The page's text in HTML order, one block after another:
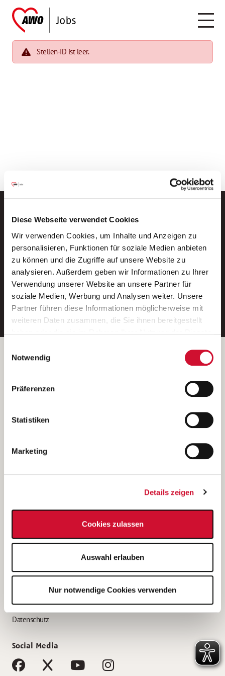
Diese Webseite verwendet Cookies
Wir verwenden Cookies, um Inhalte und Anzeigen zu
personalisieren, Funktionen für soziale Medien anbieten
zu können und die Zugriffe auf unsere Website zu
analysieren. Außerdem geben wir Informationen zu Ihrer
Verwendung unserer Website an unsere Partner für
soziale Medien, Werbung und Analysen weiter. Unsere
Partner führen diese Informationen möglicherweise mit
weiteren Daten zusammen, die Sie ihnen bereitgestellt
Wenn Sie auf „Cookies zulassen“ klicken, so stimmen
Sie der Speicherung sämtlicher Cookies zu. Sie können
Ihre Einwilligung selbstverständlich jederzeit widerrufen,
indem Sie die Cookie-Einstellungen aufrufen und diese
unsererDatenschutzerklärung
Notwendig
Präferenzen
Statistiken
Marketing
Details zeigen
Cookies zulassen
Auswahl erlauben
Nur notwendige Cookies verwenden
Stellen-ID ist leer.
Neue Stellen per E-Mail.
Ein kostenloser Service von AWO
Jobs.
E-Mail-Adresse eintragen
Betreiber der Webseite
Kantstraße 45a
(Ein Tochterunternehmen des AWO Bezirksverbandes Unterfranken
e.V.)
Bewerbung als Altenpflegehelfer*in
Bewerbung als Erzieher*in
AWO Gliederungen nach Bundesland
Impressum
Datenschutz
Social Media